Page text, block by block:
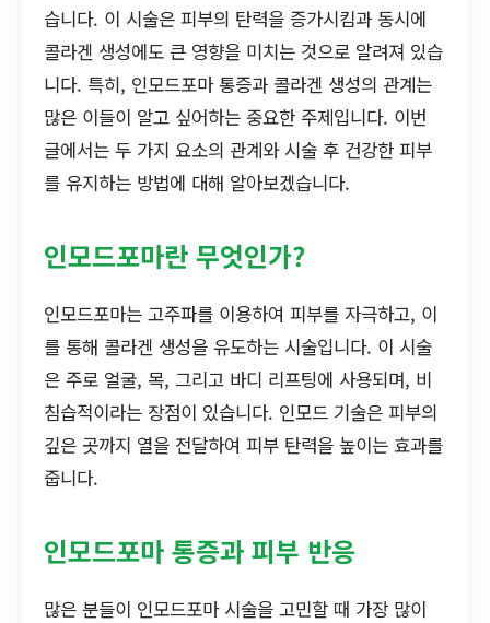
습니다. 이 시술은 피부의 탄력을 증가시킴과 동시에
콜라겐 생성에도 큰 영향을 미치는 것으로 알려져 있습
니다. 특히, 인모드포마 통증과 콜라겐 생성의 관계는
많은 이들이 알고 싶어하는 중요한 주제입니다. 이번
글에서는 두 가지 요소의 관계와 시술 후 건강한 피부
를 유지하는 방법에 대해 알아보겠습니다.
인모드포마란 무엇인가?
인모드포마는 고주파를 이용하여 피부를 자극하고, 이
를 통해 콜라겐 생성을 유도하는 시술입니다. 이 시술
은 주로 얼굴, 목, 그리고 바디 리프팅에 사용되며, 비
침습적이라는 장점이 있습니다. 인모드 기술은 피부의
깊은 곳까지 열을 전달하여 피부 탄력을 높이는 효과를
줍니다.
인모드포마 통증과 피부 반응
많은 분들이 인모드포마 시술을 고민할 때 가장 많이